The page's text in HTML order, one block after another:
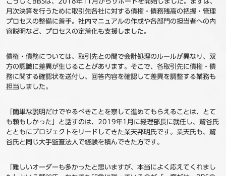
月次決算を行うために取引先各社に対する債権・債務残高の把握・管理
プロセスの整備に着手。社内マニュアルの作成や各部門の担当者への内
容説明など、プロセスの定着化も支援しました。
債権・債務については、取引先との間で会計処理のルールが異なり、双
方の認識に差異が生じることがあります。そこで、各取引先に債権・債
務に関する確認状を送付し、回答内容を確認して差異を調整する業務も
担当しました。
「簡単な説明だけでやるべきことを察して進めてもらえることは、とて
も頼もしかった」と話すのは、2019年1月に経理部長に就任し、鷲谷氏
とともにプロジェクトをリードしてきた業天邦明氏です。業天氏も、鷲
谷氏と同じ大手監査法人で経験を積んできた方です。
「難しいオーダーも多かったと思いますが、本当によく応えてくれまし